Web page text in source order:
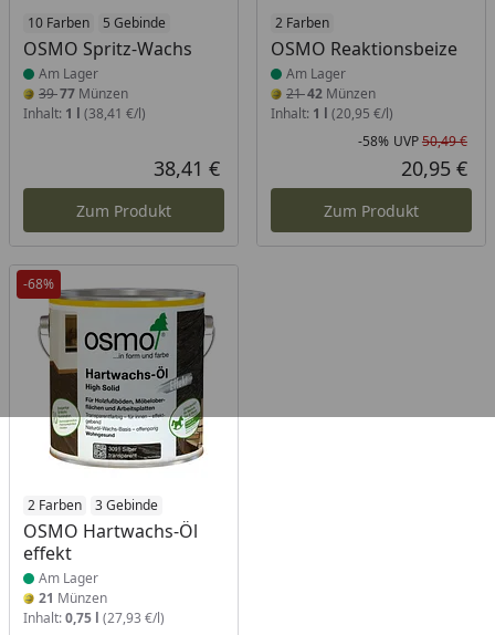
10 Farben 5 Gebinde
OSMO Spritz-Wachs
Produkt am Lager
Am Lager
3977 Münzen
Inhalt: 1 l (38,41 €/l)
Aktueller Preis
38,41 €
Zum Produkt
2 Farben
OSMO Reaktionsbeize
Produkt am Lager
Am Lager
2142Münzen
Inhalt: 1 l (20,95 €/l)
-58% UVP50,49 €
20,95 €
Zum Produkt
-68%
2 Farben 3 Gebinde
OSMO Hartwachs-Öl
effekt
Produkt am Lager
Am Lager
21 Münzen
Inhalt:0,75 l (27,93 €/l)